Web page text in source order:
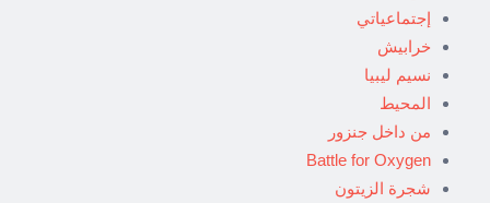
إجتماعياتي
خرابيش
نسيم ليبيا
المحيط
من داخل جنزور
Battle for Oxygen
شجرة الزيتون